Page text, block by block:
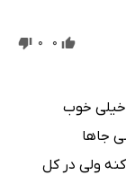
0
0
خیلی خوب
جاها
ولی در کل